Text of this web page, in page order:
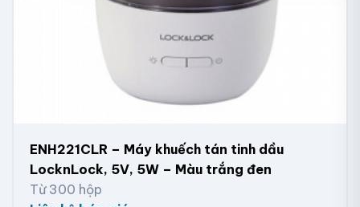
ENH221CLR – Máy khuếch tán tinh dầu
LocknLock, 5V, 5W – Màu trắng đen
Từ 300 hộp